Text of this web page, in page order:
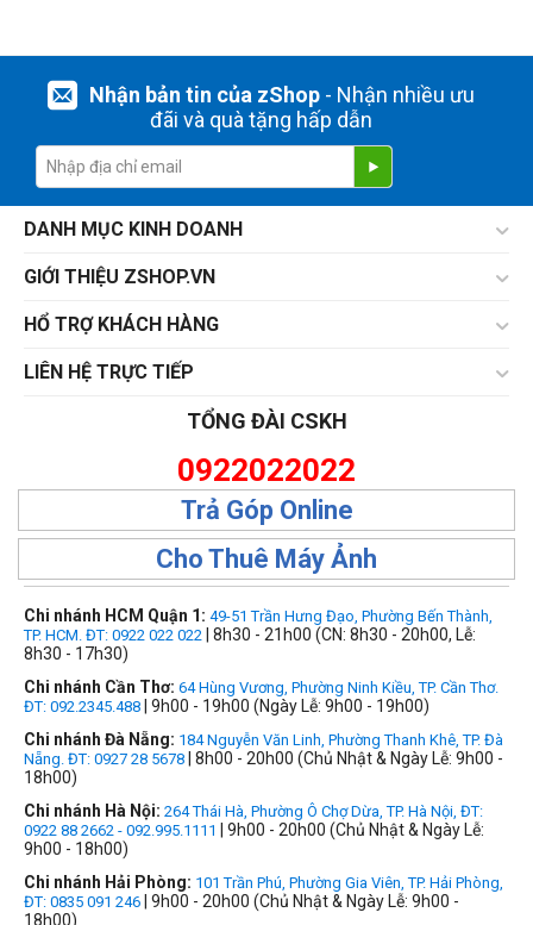
Nhận bản tin của zShop- Nhận nhiều ưu
đãi và quà tặng hấp dẫn
DANH MỤC KINH DOANH
GIỚI THIỆU ZSHOP.VN
HỔ TRỢ KHÁCH HÀNG
LIÊN HỆ TRỰC TIẾP
TỔNG ĐÀI CSKH
0922022022
Trả Góp Online
Cho Thuê Máy Ảnh
Chi nhánh HCM Quận 1: 49-51 Trần Hưng Đạo, Phường Bến Thành,
TP. HCM. ĐT: 0922 022 022 | 8h30 - 21h00 (CN: 8h30 - 20h00, Lễ:
8h30 - 17h30)
Chi nhánh Cần Thơ: 64 Hùng Vương, Phường Ninh Kiều, TP. Cần Thơ.
ĐT: 092.2345.488 | 9h00 - 19h00 (Ngày Lễ: 9h00 - 19h00)
Chi nhánh Đà Nẵng: 184 Nguyễn Văn Linh, Phường Thanh Khê, TP. Đà
Nẵng. ĐT: 0927 28 5678 | 8h00 - 20h00 (Chủ Nhật & Ngày Lễ: 9h00 -
18h00)
Chi nhánh Hà Nội: 264 Thái Hà, Phường Ô Chợ Dừa, TP. Hà Nội, ĐT:
0922 88 2662 - 092.995.1111
| 9h00 - 20h00 (Chủ Nhật & Ngày Lễ:
9h00 - 18h00)
Chi nhánh Hải Phòng: 101 Trần Phú, Phường Gia Viên, TP. Hải Phòng,
ĐT: 0835 091 246 | 9h00 - 20h00 (Chủ Nhật & Ngày Lễ: 9h00 -
18h00)